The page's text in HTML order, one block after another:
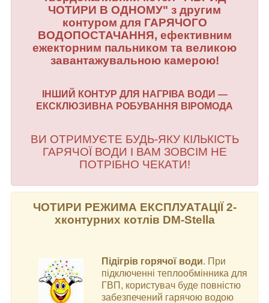
ЧОТИРИ В ОДНОМУ" з другим
контуром для ГАРЯЧОГО
ВОДОПОСТАЧАННЯ, ефективним
ежекторним пальником та великою
завантажувальною камерою!
ІНШИЙ КОНТУР ДЛЯ НАГРІВА ВОДИ —
ЕКСКЛЮЗИВНА РОБУВАННЯ ВІРОМОДА
ВИ ОТРИМУЄТЕ БУДЬ-ЯКУ КІЛЬКІСТЬ
ГАРЯЧОЇ ВОДИ І ВАМ ЗОВСІМ НЕ
ПОТРІБНО ЧЕКАТИ!
ЧОТИРИ РЕЖИМА ЕКСПЛУАТАЦІЇ 2-
хконтурних котлів DM-Stella
Підігрів горячої води. При
підключенні теплообмінника для
ГВП, користувач буде повністю
забезпечений гарячою водою